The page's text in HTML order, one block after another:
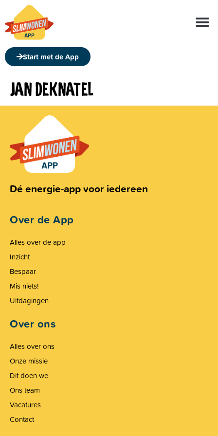
Start met de App
JAN DEKNATEL
Dé energie-app voor iedereen
Over de App
Alles over de app
Inzicht
Bespaar
Mis niets!
Uitdagingen
Over ons
Alles over ons
Onze missie
Dit doen we
Ons team
Vacatures
Contact